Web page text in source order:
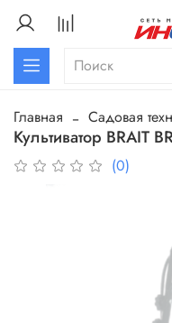
Главная Садовая
Культиватор BRAIT
(0)